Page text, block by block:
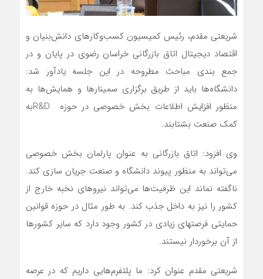
شریعتی مقدم، رئیس کمیسیون کسب‌وکارهای دانش‌بنیان و
اقتصاد دیجیتال اتاق بازرگانی خراسان رضوی در پایان و در
جمع بندی مباحث مطروحه در این جلسه یادآور شد:
دانشگاه‌ها باید از طریق برگزاری سمینارها و همایش‌ها به
منظور افزایش اطلاعات بخش خصوصی در حوزه R&Dبه
کمک صنعت بشتابند.
وی افزود: اتاق بازرگانی به عنوان پارلمان بخش خصوصی
می‌تواند به منظور پیوند دانشگاه و صنعت جریان سازی کند.
ناگفته نماند این ظرفیت‌ها می‌تواند نیروهای نخبه خارج از
کشور را نیز به داخل جذب کند. به طور مثال در حوزه قوانین
حمایتی فرصتهای زیادی در کشور وجود دارد که سایر کشورها
از آن برخوردار نیستند.
شریعتی مقدم عنوان کرد: ما پلتفرم‌هایی داریم که در عرصه